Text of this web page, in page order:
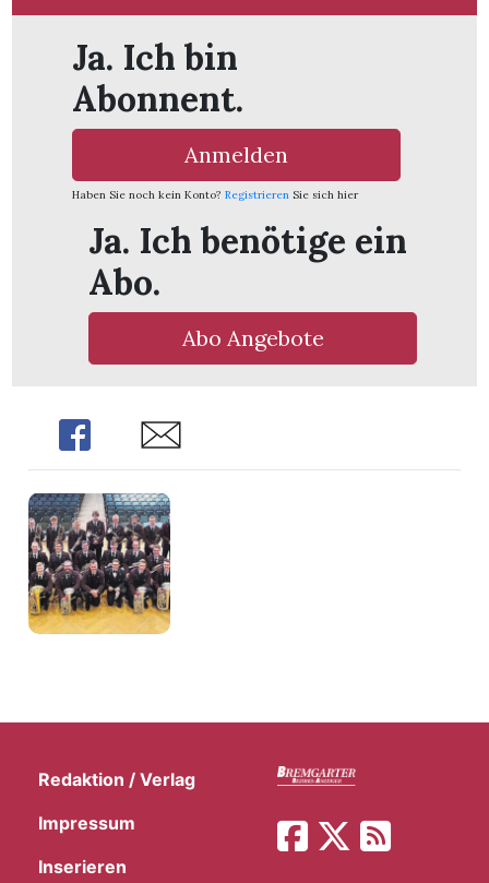
Ja. Ich bin
Abonnent.
Anmelden
Haben Sie noch kein Konto? Registrieren Sie sich hier
Ja. Ich benötige ein
Abo.
Abo Angebote
Share Share
Redaktion / Verlag
Impressum
Inserieren